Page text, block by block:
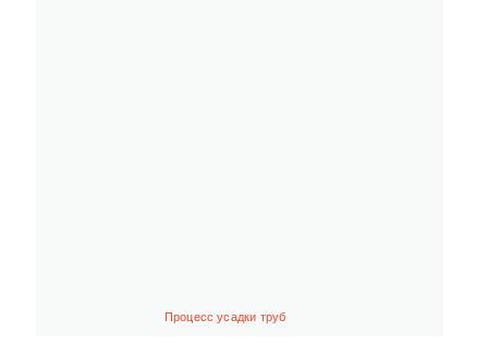
Процесс усадки труб